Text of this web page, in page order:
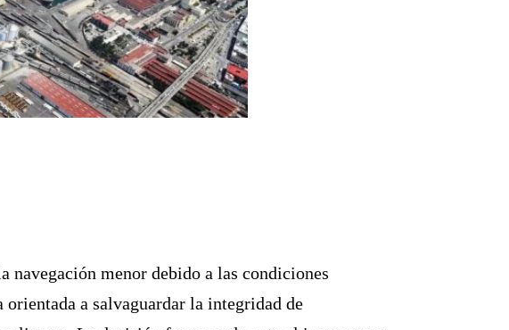
navegación menor debido a las condiciones
a salvaguardar la integridad de